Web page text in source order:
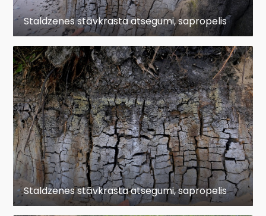
Staldzenes stāvkrasta atsegumi, sapropelis
Staldzenes stāvkrasta atsegumi, sapropelis